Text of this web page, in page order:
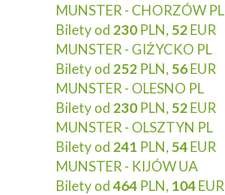
MUNSTER - CHORZÓW PL
Bilety od 230 PLN, 52EUR
MUNSTER - GIŻYCKO PL
Bilety od 252 PLN, 56EUR
MUNSTER - OLESNO PL
Bilety od 230 PLN, 52EUR
MUNSTER - OLSZTYN PL
Bilety od 241 PLN, 54EUR
MUNSTER - KIJÓW UA
Bilety od464 PLN, 104EUR